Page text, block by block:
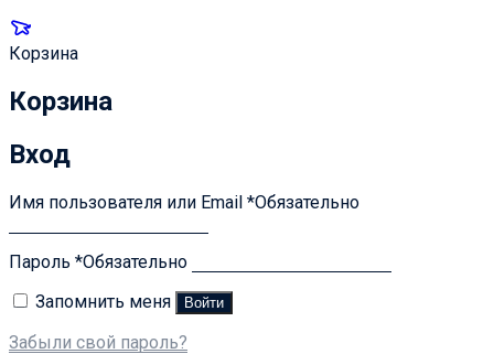
Корзина
Корзина
Вход
Имя пользователя или Email *Обязательно
Пароль *Обязательно
Запомнить меня
Войти
Забыли свой пароль?